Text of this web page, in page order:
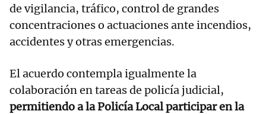
de vigilancia, tráfico, control de grandes
concentraciones o actuaciones ante incendios,
accidentes y otras emergencias.
El acuerdo contempla igualmente la
colaboración en tareas de policía judicial,
permitiendo a la Policía Local participar en la